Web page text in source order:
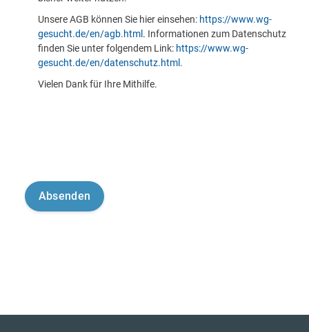
Unsere AGB können Sie hier einsehen: https://www.wg-
gesucht.de/en/agb.html . Informationen zum Datenschutz
finden Sie unter folgendem Link: https://www.wg-
gesucht.de/en/datenschutz.html .
Vielen Dank für Ihre Mithilfe.